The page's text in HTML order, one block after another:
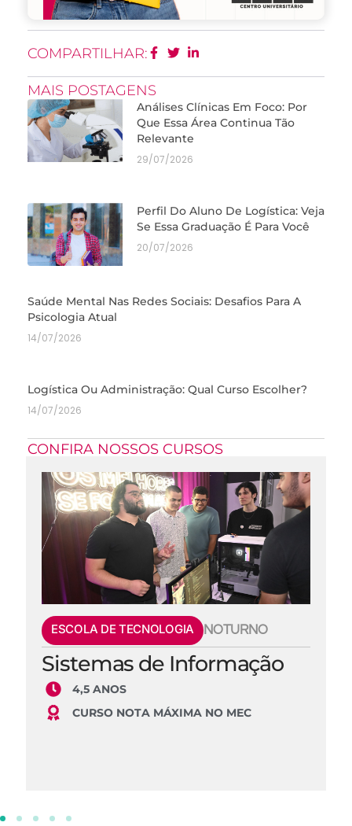
COMPARTILHAR:
MAIS POSTAGENS
Análises Clínicas Em Foco: Por
Que Essa Área Continua Tão
Relevante
29/07/2026
Perfil Do Aluno De Logística: Veja
Se Essa Graduação É Para Você
20/07/2026
Saúde Mental Nas Redes Sociais: Desafios Para A
Psicologia Atual
14/07/2026
Logística Ou Administração: Qual Curso Escolher?
14/07/2026
CONFIRA NOSSOS CURSOS
ESCOLA DE TECNOLOGIA NOTURNO
Sistemas de Informação
4,5 ANOS
CURSO NOTA MÁXIMA NO MEC